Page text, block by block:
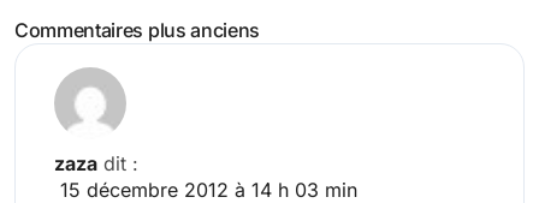
Navigation
des
commentaires
Commentaires plus anciens
zaza dit :
15 décembre 2012 à 14 h 03 min